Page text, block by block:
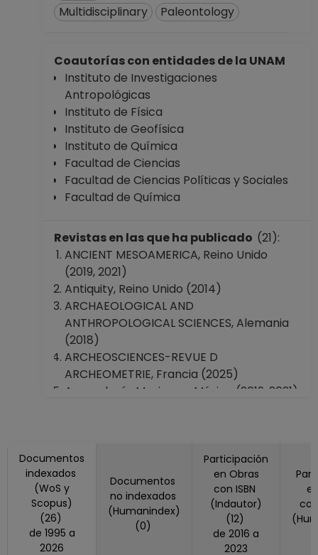
TECNICO
Definitivo
Instituto de
Desde 01-02-2008
ACADEMICO
Instituto de
Investigaciones
Desde 01-01-2008
(fecha inicial de
registros en el SIIA)
Multidisciplinary
Paleontology
Coautorías con entidades de la UNAM
Instituto de Investigaciones
Antropológicas
Instituto de Física
Instituto de Geofísica
Instituto de Química
Facultad de Ciencias
Facultad de Ciencias Políticas y Sociales
Facultad de Química
Revistas en las que ha publicado (21):
ANCIENT MESOAMERICA, Reino Unido
(2019, 2021)
Antiquity, Reino Unido (2014)
ARCHAEOLOGICAL AND
ANTHROPOLOGICAL SCIENCES, Alemania
(2018)
ARCHEOSCIENCES-REVUE D
ARCHEOMETRIE, Francia (2025)
Arqueología Mexicana, México (2019, 2021)
Unidos America (2015)
CHUNGARA-REVISTA DE ANTROPOLOGIA
CHILENA, Chile (2015)
ENVIRONMENTAL ARCHAEOLOGY, Reino
Unido (2017)
ESTUDIOS DE CULTURA MAYA, México
Documentos
indexados
(WoS y
Scopus)
(26)
de 1995 a
2026
Documentos
no indexados
(Humanindex)
(0)
Participación
en Obras
con ISBN
(Indautor)
(12)
de 2016 a
2023